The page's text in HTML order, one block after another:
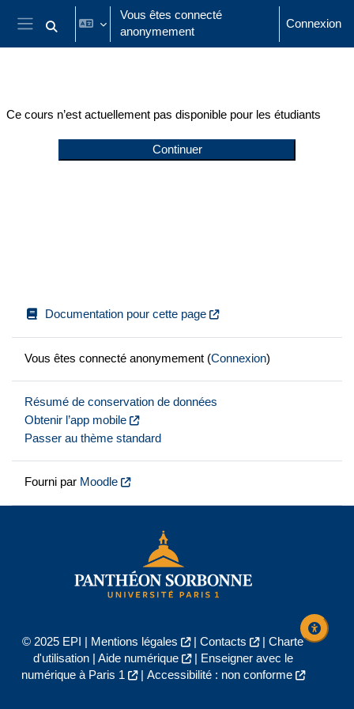
Passer au contenu principal
Panneau latéral
Activer/désactiver la saisie de recherche
Vous êtes connecté
anonymement
Connexion
Ce cours n’est actuellement pas disponible pour les étudiants
Continuer
Documentation pour cette page
Vous êtes connecté anonymement (Connexion)
Résumé de conservation de données
Obtenir l’app mobile
Passer au thème standard
Fourni par Moodle
© 2025 EPI | Mentions légales | Contacts | Charte
d'utilisation| Aide numérique |
Enseigner avec le
numérique à Paris 1
| Accessibilité : non conforme